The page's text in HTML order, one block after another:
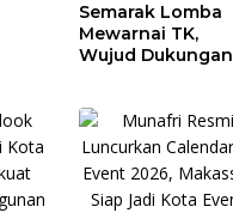
Semarak Lomba
Mewarnai TK,
Wujud Dukungan